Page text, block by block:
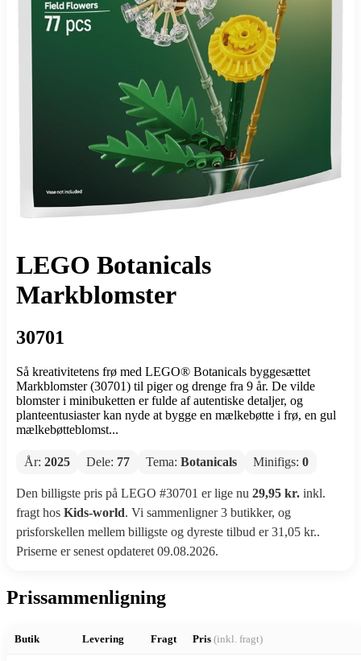
LEGO Botanicals
Markblomster
30701
Så kreativitetens frø med LEGO® Botanicals byggesættet
Markblomster (30701) til piger og drenge fra 9 år. De vilde
blomster i minibuketten er fulde af autentiske detaljer, og
planteentusiaster kan nyde at bygge en mælkebøtte i frø, en gul
mælkebøtteblomst...
År: 2025 Dele: 77 Tema: Botanicals Minifigs: 0
Den billigste pris på LEGO #30701 er lige nu 29,95 kr. inkl.
fragt hos Kids-world. Vi sammenligner 3 butikker, og
prisforskellen mellem billigste og dyreste tilbud er 31,05 kr..
Priserne er senest opdateret 09.08.2026.
Prissammenligning
Butik Levering Fragt Pris (inkl. fragt)